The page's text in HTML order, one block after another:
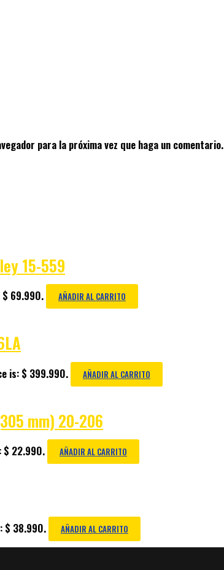
para la próxima vez que haga un comentario.
15-559
69.990. AÑADIR AL CARRITO
is: $ 399.990. AÑADIR AL CARRITO
mm) 20-206
$ 22.990. AÑADIR AL CARRITO
$ 38.990. AÑADIR AL CARRITO